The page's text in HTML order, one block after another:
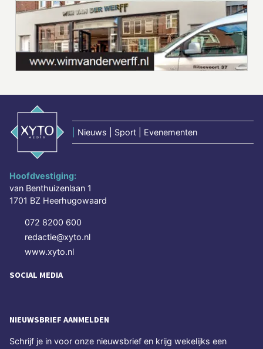
Nieuws | Sport | Evenementen
Hoofdvestiging:
van Benthuizenlaan 1
1701 BZ Heerhugowaard
072 8200 600
redactie@xyto.nl
www.xyto.nl
SOCIAL MEDIA
NIEUWSBRIEF AANMELDEN
Schrijf je in voor onze nieuwsbrief en krijg wekelijks een